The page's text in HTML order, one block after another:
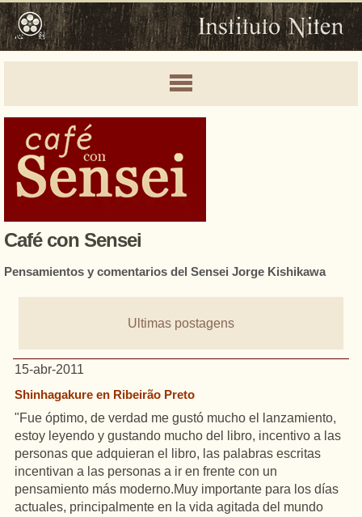
Café con Sensei
Pensamientos y comentarios del Sensei Jorge Kishikawa
Ultimas postagens
15-abr-2011
Shinhagakure en Ribeirão Preto
"Fue óptimo, de verdad me gustó mucho el lanzamiento,
estoy leyendo y gustando mucho del libro, incentivo a las
personas que adquieran el libro, las palabras escritas
incentivan a las personas a ir en frente con un
pensamiento más moderno.Muy importante para los días
actuales, principalmente en la vida agitada del mundo